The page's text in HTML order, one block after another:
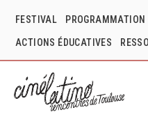
FESTIVAL PROGRAMMATION
ACTIONS ÉDUCATIVES